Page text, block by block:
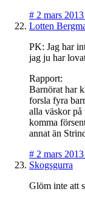
# 2 mars
Lotten
PK: Jag har
jag ju har
Rapport:
Barnörat har
forsla fyra
alla väskor på
komma
annat än
# 2 mars 2013
Skogsgurra
Glöm inte att